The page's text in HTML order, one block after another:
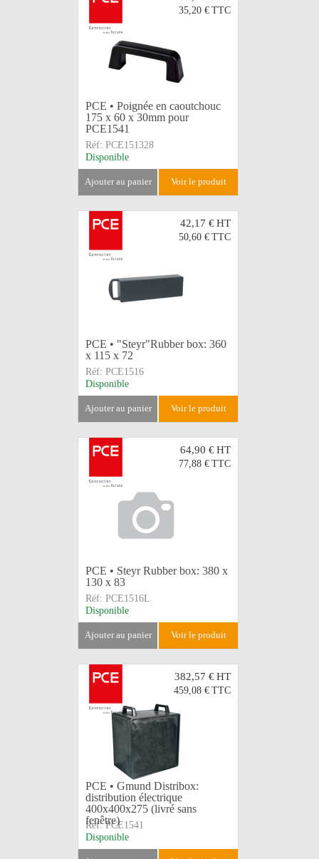
35,20 € TTC
PCE • Poignée en caoutchouc
175 x 60 x 30mm pour
PCE1541
Réf: PCE151328
Disponible
ajouter au panier voir le produit
42,17 €HT
50,60 € TTC
PCE • "Steyr"Rubber box: 360
x 115 x 72
Réf: PCE1516
Disponible
ajouter au panier voir le produit
64,90 €HT
77,88 € TTC
PCE • Steyr Rubber box: 380 x
130 x 83
Réf: PCE1516L
Disponible
ajouter au panier voir le produit
382,57 €HT
459,08 € TTC
PCE • Gmund Distribox:
distribution électrique
400x400x275 (livré sans
fenêtre)
Réf: PCE1541
Disponible